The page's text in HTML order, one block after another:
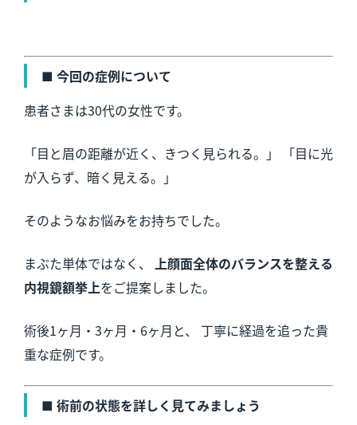
■ 今回の症例について
患者さまは30代の女性です。
「目と眉の距離が近く、きつく見られる。」 「目に光
が入らず、暗く見える。」
そのようなお悩みをお持ちでした。
まぶた単体ではなく、
上顔面全体のバランスを整える
内視鏡額挙上をご提案しました。
術後1ヶ月・3ヶ月・6ヶ月と、 丁寧に経過を追った貴
重な症例です。
■ 術前の状態を詳しく見てみましょう